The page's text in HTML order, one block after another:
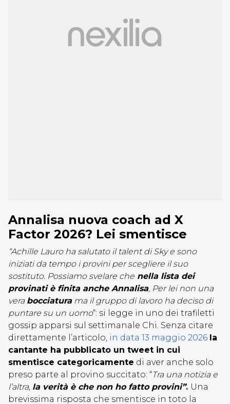
Annalisa nuova coach ad X
Factor 2026? Lei smentisce
“Achille Lauro ha salutato il talent di Sky e sono
iniziati da tempo i provini per scegliere il suo
sostituto. Possiamo svelare che nella lista dei
provinati è finita anche Annalisa, Per lei non una
vera bocciaturama il gruppo di lavoro ha deciso di
puntare su un uomo“: si legge in uno dei trafiletti
gossip apparsi sul settimanale Chi. Senza citare
direttamente l’articolo, in data 13 maggio 2026 la
cantante ha pubblicato un tweet in cui
smentisce categoricamente di aver anche solo
preso parte al provino succitato: “Tra una notizia e
l’altra, la verità è che non ho fatto provini”. Una
brevissima risposta che smentisce in toto la